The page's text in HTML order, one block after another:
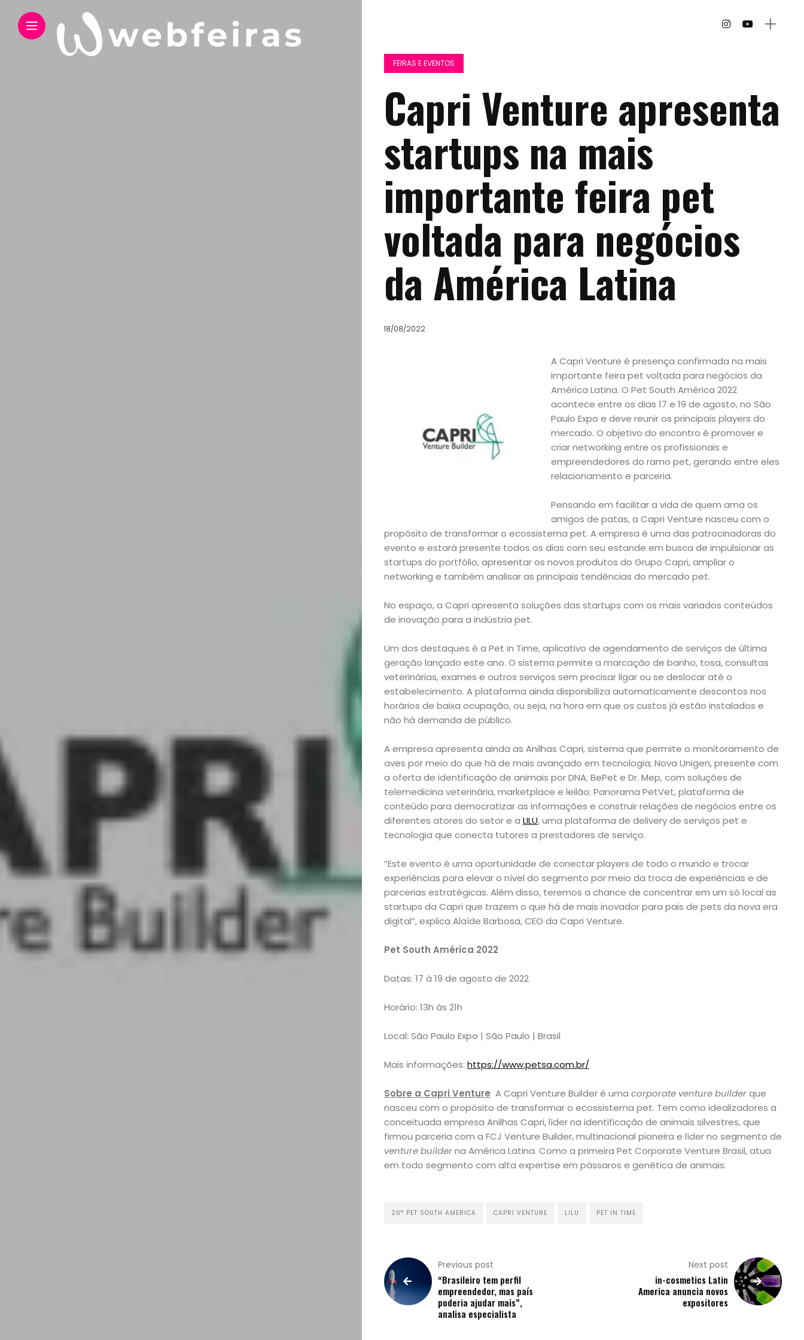
Home
Arte
e
Entretenimento
Empreendedorismo
Feiras
e
Eventos
Gastronomia
Negócios
Notícias
e
Turismo
FEIRAS E EVENTOS
Capri Venture apresenta
startups na mais
importante feira pet
voltada para negócios
da América Latina
18/08/2022
A Capri Venture é presença confirmada na mais
importante feira pet voltada para negócios da
América Latina. O Pet South América 2022
acontece entre os dias 17 e 19 de agosto, no São
Paulo Expo e deve reunir os principais players do
mercado. O objetivo do encontro é promover e
criar networking entre os profissionais e
empreendedores do ramo pet, gerando entre eles
relacionamento e parceria.
Pensando em facilitar a vida de quem ama os
amigos de patas, a Capri Venture nasceu com o
propósito de transformar o ecossistema pet. A empresa é uma das patrocinadoras do
evento e estará presente todos os dias com seu estande em busca de impulsionar as
startups do portfólio, apresentar os novos produtos do Grupo Capri, ampliar o
networking e também analisar as principais tendências do mercado pet.
No espaço, a Capri apresenta soluções das startups com os mais variados conteúdos
de inovação para a indústria pet.
Um dos destaques é a Pet in Time, aplicativo de agendamento de serviços de última
geração lançado este ano. O sistema permite a marcação de banho, tosa, consultas
veterinárias, exames e outros serviços sem precisar ligar ou se deslocar até o
estabelecimento. A plataforma ainda disponibiliza automaticamente descontos nos
horários de baixa ocupação, ou seja, na hora em que os custos já estão instalados e
não há demanda de público.
A empresa apresenta ainda as Anilhas Capri, sistema que permite o monitoramento de
aves por meio do que há de mais avançado em tecnologia; Nova Unigen, presente com
a oferta de identificação de animais por DNA; BePet e Dr. Mep, com soluções de
telemedicina veterinária, marketplace e leilão; Panorama PetVet, plataforma de
conteúdo para democratizar as informações e construir relações de negócios entre os
diferentes atores do setor e a LILU, uma plataforma de delivery de serviços pet e
tecnologia que conecta tutores a prestadores de serviço.
“Este evento é uma oportunidade de conectar players de todo o mundo e trocar
experiências para elevar o nível do segmento por meio da troca de experiências e de
parcerias estratégicas. Além disso, teremos a chance de concentrar em um só local as
startups da Capri que trazem o que há de mais inovador para pais de pets da nova era
digital”, explica Alaíde Barbosa, CEO da Capri Venture.
Pet South América 2022
Datas: 17 à 19 de agosto de 2022
Horário: 13h às 21h
Local: São Paulo Expo | São Paulo | Brasil
Mais informações: https://www.petsa.com.br/
Sobre a Capri Venture A Capri Venture Builder é uma corporateventurebuilderque
nasceu com o propósito de transformar o ecossistema pet. Tem como idealizadores a
conceituada empresa Anilhas Capri, líder na identificação de animais silvestres, que
firmou parceria com a FCJ Venture Builder, multinacional pioneira e líder no segmento de
venturebuilderna América Latina. Como a primeira Pet Corporate Venture Brasil, atua
em todo segmento com alta expertise em pássaros e genética de animais.
20° PET SOUTH AMERICA CAPRI VENTURE LILU PET IN TIME
Previous post
“Brasileiro tem perfil
empreendedor, mas país
poderia ajudar mais”,
analisa especialista
Next post
in-cosmetics Latin
America anuncia novos
expositores